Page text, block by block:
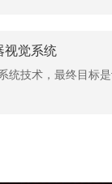
视觉系统
技术，最终目标是